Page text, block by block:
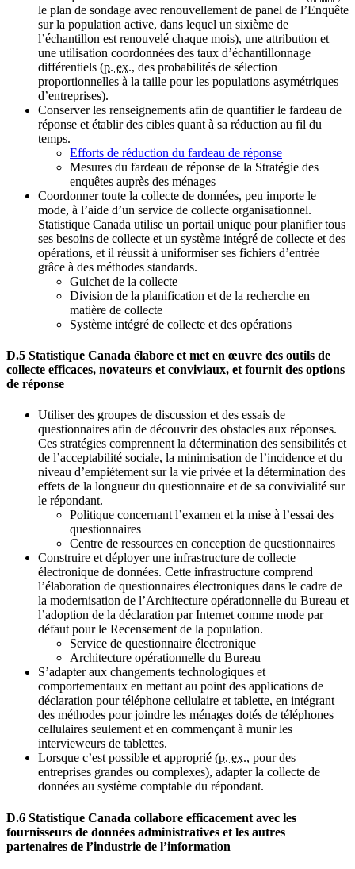
le plan de sondage avec renouvellement de panel de l’Enquête
sur la population active, dans lequel un sixième de
l’échantillon est renouvelé chaque mois), une attribution et
une utilisation coordonnées des taux d’échantillonnage
différentiels (p. ex., des probabilités de sélection
proportionnelles à la taille pour les populations asymétriques
d’entreprises).
Conserver les renseignements afin de quantifier le fardeau de
réponse et établir des cibles quant à sa réduction au fil du
temps.
Efforts de réduction du fardeau de réponse
Mesures du fardeau de réponse de la Stratégie des
enquêtes auprès des ménages
Coordonner toute la collecte de données, peu importe le
mode, à l’aide d’un service de collecte organisationnel.
Statistique Canada utilise un portail unique pour planifier tous
ses besoins de collecte et un système intégré de collecte et des
opérations, et il réussit à uniformiser ses fichiers d’entrée
grâce à des méthodes standards.
Guichet de la collecte
Division de la planification et de la recherche en
matière de collecte
Système intégré de collecte et des opérations
D.5 Statistique Canada élabore et met en œuvre des outils de
collecte efficaces, novateurs et conviviaux, et fournit des options
de réponse
Utiliser des groupes de discussion et des essais de
questionnaires afin de découvrir des obstacles aux réponses.
Ces stratégies comprennent la détermination des sensibilités et
de l’acceptabilité sociale, la minimisation de l’incidence et du
niveau d’empiétement sur la vie privée et la détermination des
effets de la longueur du questionnaire et de sa convivialité sur
le répondant.
Politique concernant l’examen et la mise à l’essai des
questionnaires
Centre de ressources en conception de questionnaires
Construire et déployer une infrastructure de collecte
électronique de données. Cette infrastructure comprend
l’élaboration de questionnaires électroniques dans le cadre de
la modernisation de l’Architecture opérationnelle du Bureau et
l’adoption de la déclaration par Internet comme mode par
défaut pour le Recensement de la population.
Service de questionnaire électronique
Architecture opérationnelle du Bureau
S’adapter aux changements technologiques et
comportementaux en mettant au point des applications de
déclaration pour téléphone cellulaire et tablette, en intégrant
des méthodes pour joindre les ménages dotés de téléphones
cellulaires seulement et en commençant à munir les
intervieweurs de tablettes.
Lorsque c’est possible et approprié (p. ex., pour des
entreprises grandes ou complexes), adapter la collecte de
données au système comptable du répondant.
D.6 Statistique Canada collabore efficacement avec les
fournisseurs de données administratives et les autres
partenaires de l’industrie de l’information